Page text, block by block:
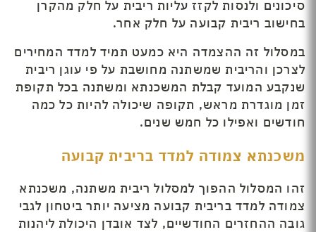
סיכונים ולנסות לקזז עליות ריבית על חלק מהקרן
בחישוב ריבית קבועה על חלק אחר.
במסלול זה ההצמדה היא כמעט תמיד למדד המחירים
לצרכן והריבית שמשתנה מחושבת על פי עוגן ריבית
שנקבע המועד קבלת המשכנתא ומשתנה בכל תקופת
זמן מוגדרת מראש, תקופה שיכולה להיות כל כמה
חודשים ואפילו כל חמש שנים.
משכנתא צמודה למדד בריבית קבועה
זהו המסלול ההפוך למסלול ריבית משתנה, משכנתא
צמודה למדד בריבית קבועה מציעה יותר ביטחון לגבי
גובה ההחזרים החודשיים, לצד אובדן היכולת ליהנות